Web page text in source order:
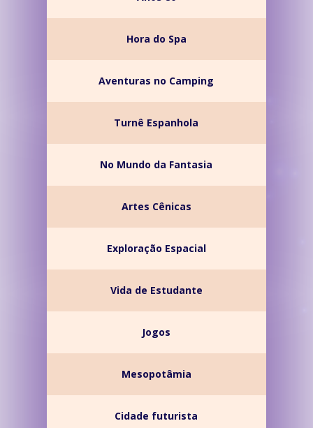
Hora do Spa
Aventuras no Camping
Turnê Espanhola
No Mundo da Fantasia
Artes Cênicas
Exploração Espacial
Vida de Estudante
Jogos
Mesopotâmia
Cidade futurista